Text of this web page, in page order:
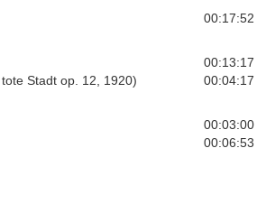
00:17:52
00:13:17
Stadt op. 12, 1920)
00:04:17
00:03:00
00:06:53